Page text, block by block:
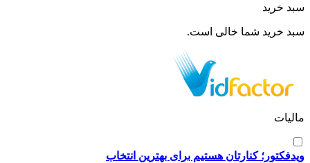
سبد خرید
سبد خرید شما خالی است.
مالیات
ویدفکتور؛ کنارتان هستیم برای بهترین انتخاب